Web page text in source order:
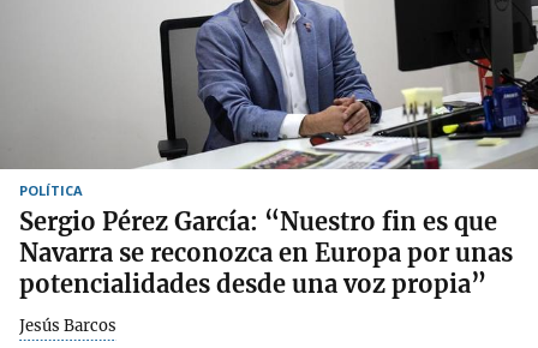
POLÍTICA
Sergio Pérez García: “Nuestro fin es que
Navarra se reconozca en Europa por unas
potencialidades desde una voz propia”
Jesús Barcos